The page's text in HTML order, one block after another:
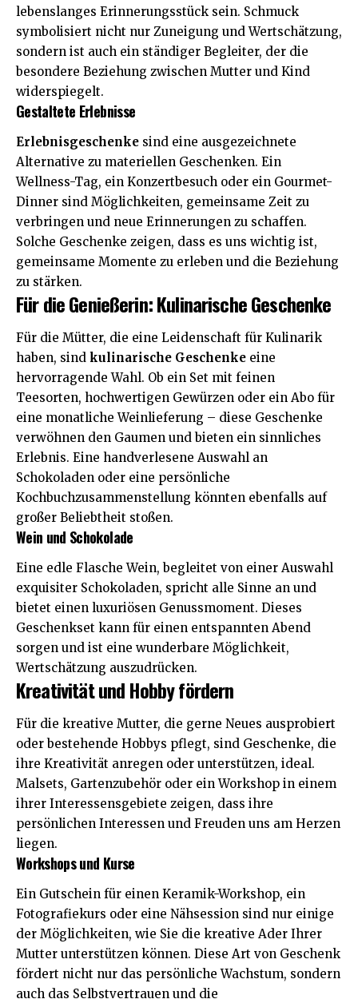
lebenslanges Erinnerungsstück sein. Schmuck
symbolisiert nicht nur Zuneigung und Wertschätzung,
sondern ist auch ein ständiger Begleiter, der die
besondere Beziehung zwischen Mutter und Kind
widerspiegelt.
Gestaltete Erlebnisse
Erlebnisgeschenke sind eine ausgezeichnete
Alternative zu materiellen Geschenken. Ein
Wellness-Tag, ein Konzertbesuch oder ein Gourmet-
Dinner sind Möglichkeiten, gemeinsame Zeit zu
verbringen und neue Erinnerungen zu schaffen.
Solche Geschenke zeigen, dass es uns wichtig ist,
gemeinsame Momente zu erleben und die Beziehung
zu stärken.
Für die Genießerin: Kulinarische Geschenke
Für die Mütter, die eine Leidenschaft für Kulinarik
haben, sind kulinarische Geschenke eine
hervorragende Wahl. Ob ein Set mit feinen
Teesorten, hochwertigen Gewürzen oder ein Abo für
eine monatliche Weinlieferung – diese Geschenke
verwöhnen den Gaumen und bieten ein sinnliches
Erlebnis. Eine handverlesene Auswahl an
Schokoladen oder eine persönliche
Kochbuchzusammenstellung könnten ebenfalls auf
großer Beliebtheit stoßen.
Wein und Schokolade
Eine edle Flasche Wein, begleitet von einer Auswahl
exquisiter Schokoladen, spricht alle Sinne an und
bietet einen luxuriösen Genussmoment. Dieses
Geschenkset kann für einen entspannten Abend
sorgen und ist eine wunderbare Möglichkeit,
Wertschätzung auszudrücken.
Kreativität und Hobby fördern
Für die kreative Mutter, die gerne Neues ausprobiert
oder bestehende Hobbys pflegt, sind Geschenke, die
ihre Kreativität anregen oder unterstützen, ideal.
Malsets, Gartenzubehör oder ein Workshop in einem
ihrer Interessensgebiete zeigen, dass ihre
persönlichen Interessen und Freuden uns am Herzen
liegen.
Workshops und Kurse
Ein Gutschein für einen Keramik-Workshop, ein
Fotografiekurs oder eine Nähsession sind nur einige
der Möglichkeiten, wie Sie die kreative Ader Ihrer
Mutter unterstützen können. Diese Art von Geschenk
fördert nicht nur das persönliche Wachstum, sondern
auch das Selbstvertrauen und die